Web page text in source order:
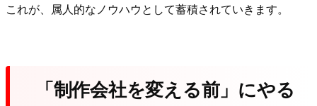
これが、属人的なノウハウとして蓄積されていきます。
「制作会社を変える前」にやる